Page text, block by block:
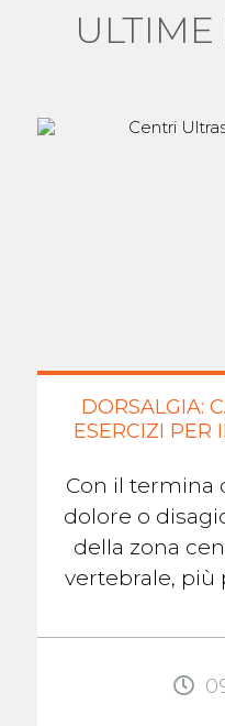
DORSALGIA:
ESERCIZI PER
Con il termina
dolore o
della zona
vertebrale, più